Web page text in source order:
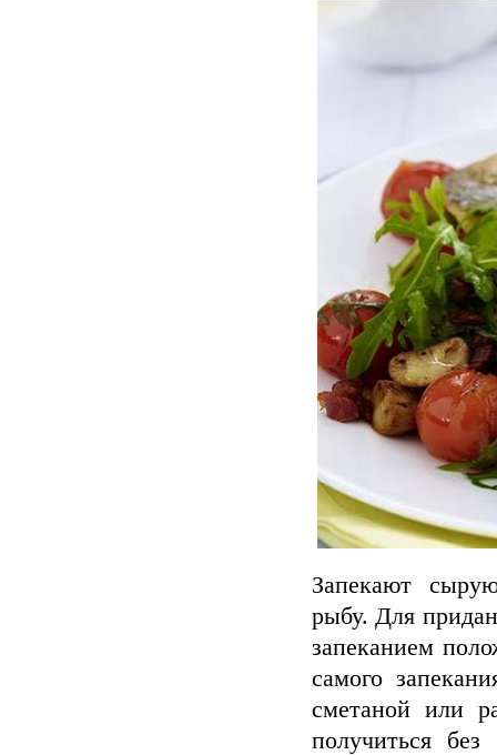
Запекают
рыбу. Для
запеканием
самого
сметаной или
получиться